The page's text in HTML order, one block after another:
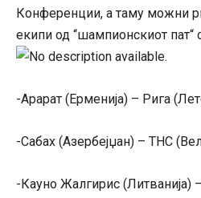
Конференции, а таму можни
екипи од “шампионскиот пат“
-Арарат (Ерменија) – Рига
-Сабах (Азербејџан) – ТНС
-Кауно Жалгирис (Литванија)